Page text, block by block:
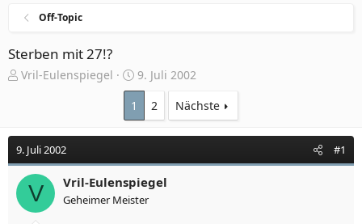
Off-Topic
Sterben mit 27!?
E
e
l
l
e
Vril-Eulenspiegel
E
r
t
e
l
t
a
9. Juli 2002
1
2 Nächste
9. Juli 2002 #1
V Vril-Eulenspiegel
Geheimer Meister